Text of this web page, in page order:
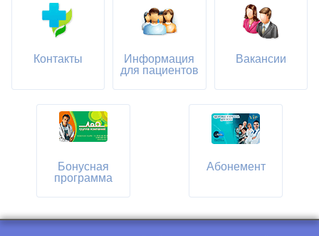
Контакты
Информация
для пациентов
Вакансии
Бонусная
программа
Абонемент